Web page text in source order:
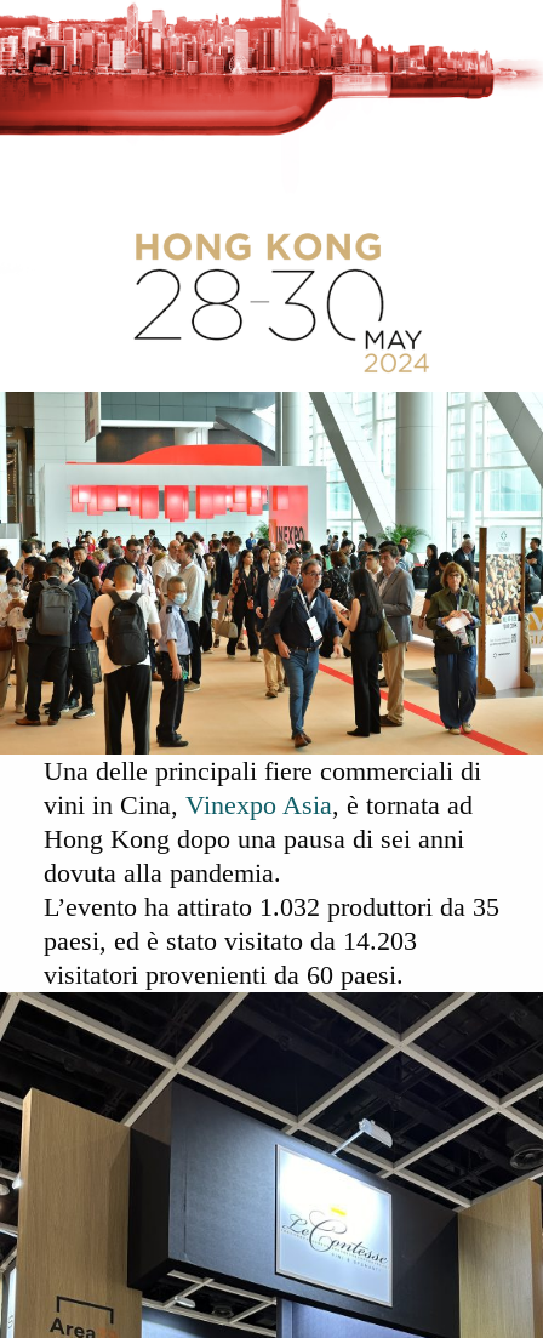
Una delle principali fiere commerciali di
vini in Cina, Vinexpo Asia, è tornata ad
Hong Kong dopo una pausa di sei anni
dovuta alla pandemia.
L’evento ha attirato 1.032 produttori da 35
paesi, ed è stato visitato da 14.203
visitatori provenienti da 60 paesi.